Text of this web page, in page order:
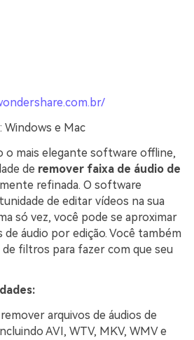
Windows e Mac
o mais elegante software offline,
de remover faixa de áudio de
refinada. O software
de editar vídeos na sua
só vez, você pode se aproximar
de áudio por edição. Você também
de filtros para fazer com que seu
arquivos de áudios de
AVI, WTV, MKV, WMV e